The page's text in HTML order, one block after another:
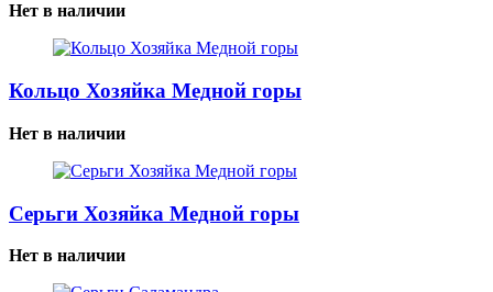
Нет в наличии
Кольцо Хозяйка Медной горы
Нет в наличии
Серьги Хозяйка Медной горы
Нет в наличии